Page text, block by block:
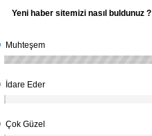
Yeni haber sitemizi nasıl buldunuz ?
Muhteşem
İdare Eder
Çok Güzel